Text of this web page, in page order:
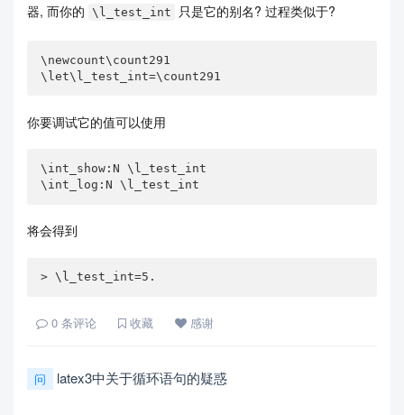
器, 而你的 \l_test_int 只是它的别名? 过程类似于?
\newcount\count291
\let\l_test_int=\count291
你要调试它的值可以使用
\int_show:N \l_test_int
\int_log:N \l_test_int
将会得到
> \l_test_int=5.
0 条评论 收藏 感谢
问 latex3中关于循环语句的疑惑